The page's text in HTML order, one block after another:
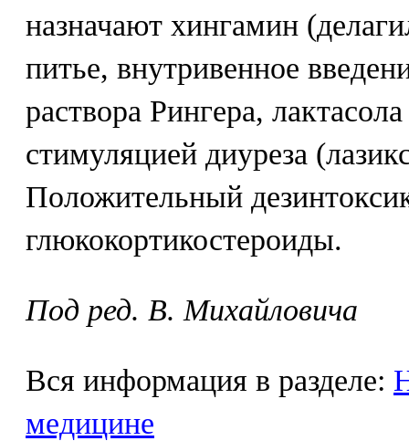
назначают хингамин
питье, внутривенное
раствора Рингера,
стимуляцией диуреза
Положительный
глюкокортикостероиды.
Под ред. В. Михайловича
Вся информация в разделе:
медицине